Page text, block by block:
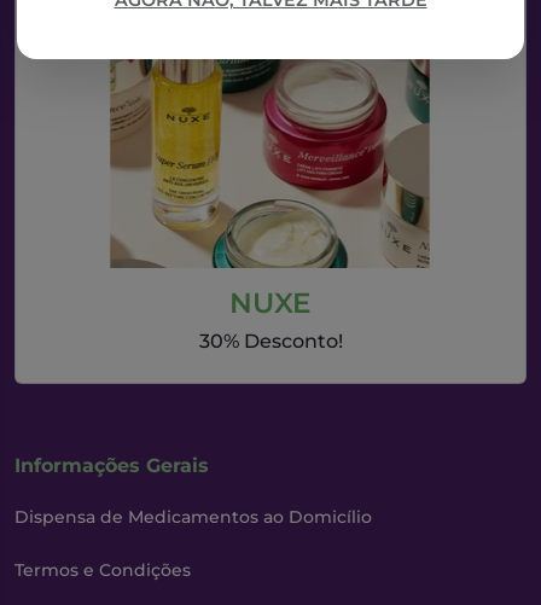
NUXE
30% Desconto!
Informações Gerais
Dispensa de Medicamentos ao Domicílio
Termos e Condições